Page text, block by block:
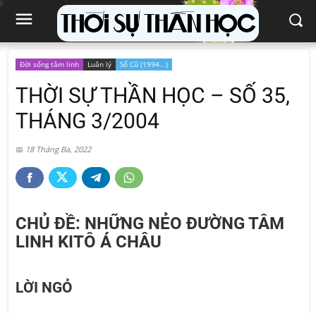
Đời sống tâm linh Luân lý Số Cũ (1994...)
THỜI SỰ THẦN HỌC – SỐ 35,
THÁNG 3/2004
18 Tháng Ba, 2022
CHỦ ĐỀ: NHỮNG NẺO ĐƯỜNG TÂM
LINH KITÔ Á CHÂU
LỜI NGỎ